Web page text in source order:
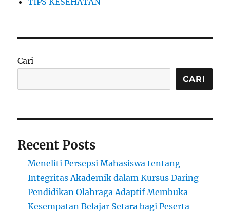
Cari
CARI
Recent Posts
Meneliti Persepsi Mahasiswa tentang
Integritas Akademik dalam Kursus Daring
Pendidikan Olahraga Adaptif Membuka
Kesempatan Belajar Setara bagi Peserta